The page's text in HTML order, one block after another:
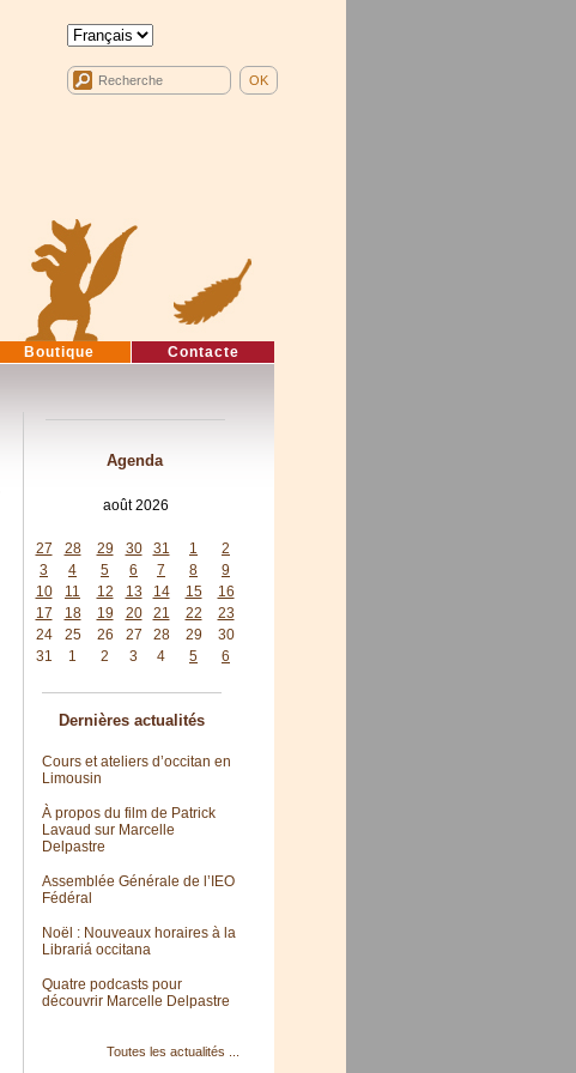
Boutique Contacte
Agenda
août 2026
27
28 29 30 31 1
2
3
4 5 6 7 8
9
10
11 12 13 14 15
16
17
18 19 20 21 22
23
24
25 26 27 28 29
30
31
1 2 3 4 5 6
Dernières actualités
Cours et ateliers d’occitan en
Limousin
À propos du film de Patrick
Lavaud sur Marcelle
Delpastre
Assemblée Générale de l’IEO
Fédéral
Noël : Nouveaux horaires à la
Librariá occitana
Quatre podcasts pour
découvrir Marcelle Delpastre
Toutes les actualités ...